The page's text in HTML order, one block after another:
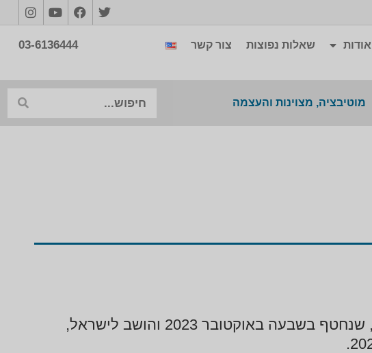
אודות שאלות נפוצות צור קשר 03-6136444
מוטיבציה, מצוינות והעצמה
היא אימו של מתן צנגאוקר, שנחטף בשבעה באוקטובר 2023 והושב לישראל,